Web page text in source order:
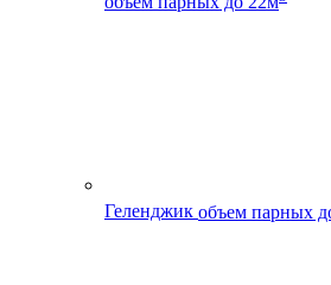
Геленджик объем парных